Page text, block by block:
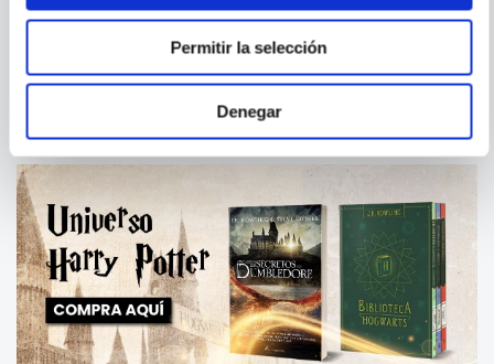
Permitir la selección
Denegar
SOLO LA ESPERANZA
SIN TACONES, SIN RESERVA